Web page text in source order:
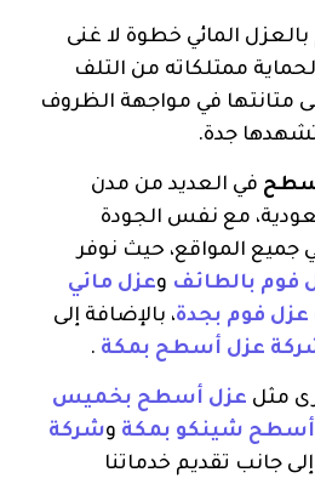
المائي خطوة لا غنى
ممتلكاته من التلف
متانتها في مواجهة الظروف
تشهدها جدة.
في العديد من مدن
مع نفس الجودة
جميع المواقع، حيث نوفر
فوم بالطائف وعزل مائي
فوم بجدة، بالإضافة إلى
عزل أسطح بمكة .
مثل عزل أسطح بخميس
شينكو بمكة وشركة
إلى جانب تقديم خدماتنا